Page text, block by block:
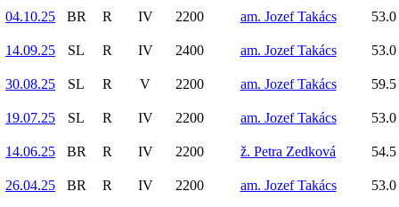
04.10.25 BR R IV 2200 am. Jozef Takács 53.0
14.09.25 SL R IV 2400 am. Jozef Takács 53.0
30.08.25 SL R V 2200 am. Jozef Takács 59.5
19.07.25 SL R IV 2200 am. Jozef Takács 53.0
14.06.25 BR R IV 2200 ž. Petra Zedková 54.5
26.04.25 BR R IV 2200 am. Jozef Takács 53.0